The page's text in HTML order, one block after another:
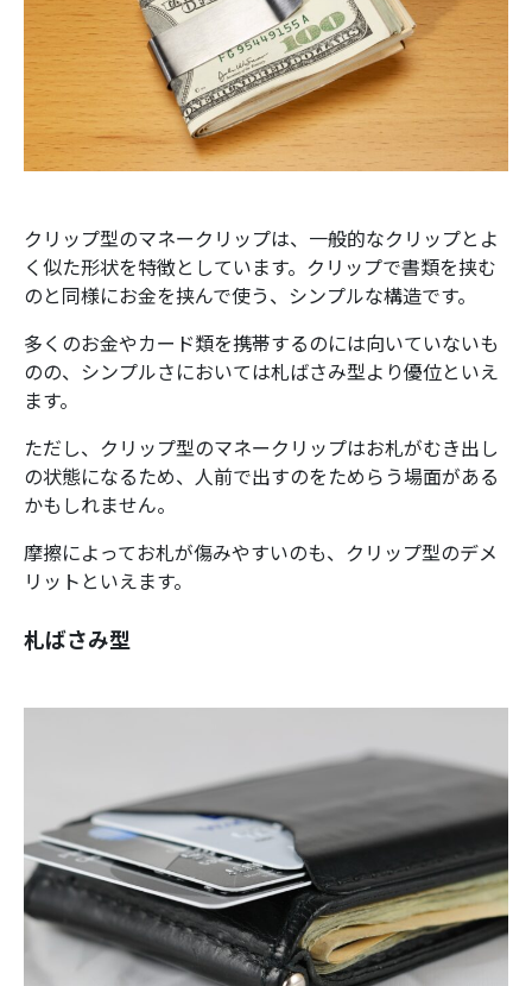
クリップ型のマネークリップは、一般的なクリップとよ
く似た形状を特徴としています。クリップで書類を挟む
のと同様にお金を挟んで使う、シンプルな構造です。
多くのお金やカード類を携帯するのには向いていないも
のの、シンプルさにおいては札ばさみ型より優位といえ
ます。
ただし、クリップ型のマネークリップはお札がむき出し
の状態になるため、人前で出すのをためらう場面がある
かもしれません。
摩擦によってお札が傷みやすいのも、クリップ型のデメ
リットといえます。
札ばさみ型